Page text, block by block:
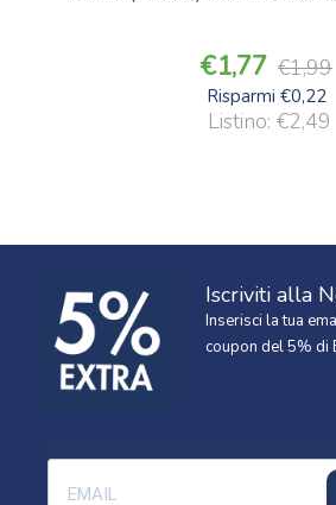
1,77 1,99
Risparmi €0,22
Listino: €2,49
Iscriviti alla
Inserisci la tua
coupon del 5% di